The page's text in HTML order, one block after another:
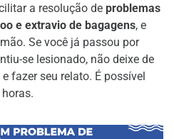
a resolução de problemas
e extravio de bagagens, e
Se você já passou por
se lesionado, não deixe de
fazer seu relato. É possível